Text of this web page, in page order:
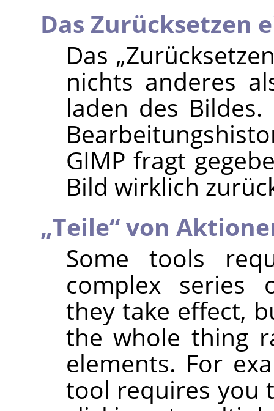
Das Zurücksetzen
Das „
nichts anderes
laden des
GIMP fragt
Bild wirklich
„Teile“von
Some tools
complex series
they take effect,
the whole thing
elements. For
tool requires you